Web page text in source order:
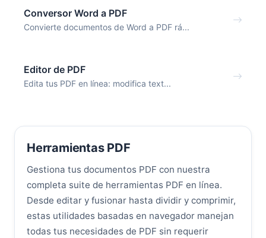
Conversor Word a PDF
Convierte documentos de Word a PDF rá...
Editor de PDF
Edita tus PDF en línea: modifica text...
Herramientas PDF
Gestiona tus documentos PDF con nuestra
completa suite de herramientas PDF en línea.
Desde editar y fusionar hasta dividir y comprimir,
estas utilidades basadas en navegador manejan
todas tus necesidades de PDF sin requerir